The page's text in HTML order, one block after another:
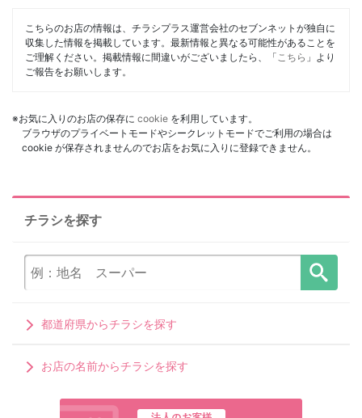
こちらのお店の情報は、チラシプラス運営会社のセブンネットが独自に
収集した情報を掲載しています。最新情報と異なる可能性があることを
ご理解ください。掲載情報に間違いがございましたら、「 こちら 」より
ご報告をお願いします。
※お気に入りのお店の保存に cookie を利用しています。
ブラウザのプライベートモードやシークレットモードでご利用の場合は
cookie が保存されませんのでお店をお気に入りに登録できません。
チラシを探す
都道府県からチラシを探す
お店の名前からチラシを探す